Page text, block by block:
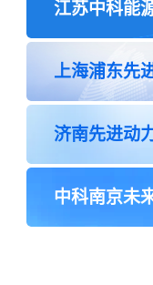
究生复试规程
江苏中科能
上海浦东先
济南先进动
中科南京未